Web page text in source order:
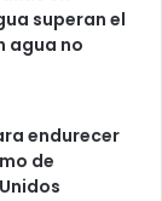
superan el
agua no
endurecer
de